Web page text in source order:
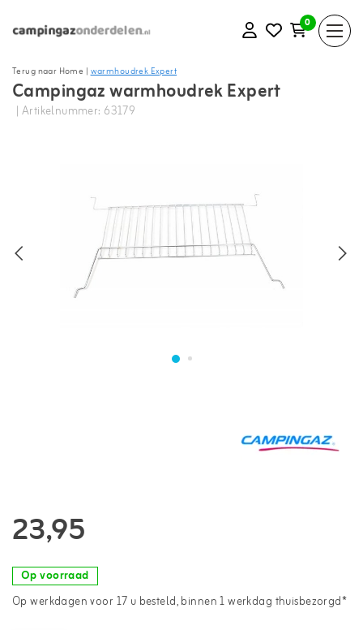
0
Terug naar Home |warmhoudrek Expert
Campingaz warmhoudrek Expert
| Artikelnummer: 63179
23,95
Op voorraad
Op werkdagen voor 17 u besteld, binnen 1 werkdag thuisbezorgd*